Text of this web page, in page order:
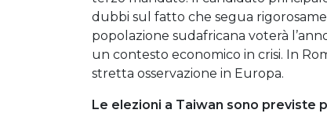
dubbi sul fatto che segua
popolazione sudafricana voterà
un contesto economico in crisi. In
stretta osservazione in Europa.
Le elezioni a Taiwan sono previste